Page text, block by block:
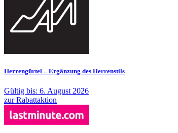
Herrengürtel – Ergänzung des Herrenstils
Gültig bis: 6. August 2026
zur Rabattaktion